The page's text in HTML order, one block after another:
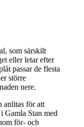
som särskilt
eller letar efter
passar de flesta
större
nere.
anlitas för att
Gamla Stan med
för- och